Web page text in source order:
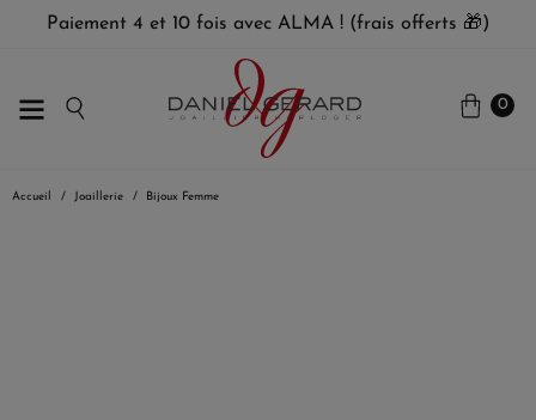
Paiement 4 et 10 fois avec ALMA ! (frais offerts 🎁)
0
Accueil Joaillerie Bijoux Femme